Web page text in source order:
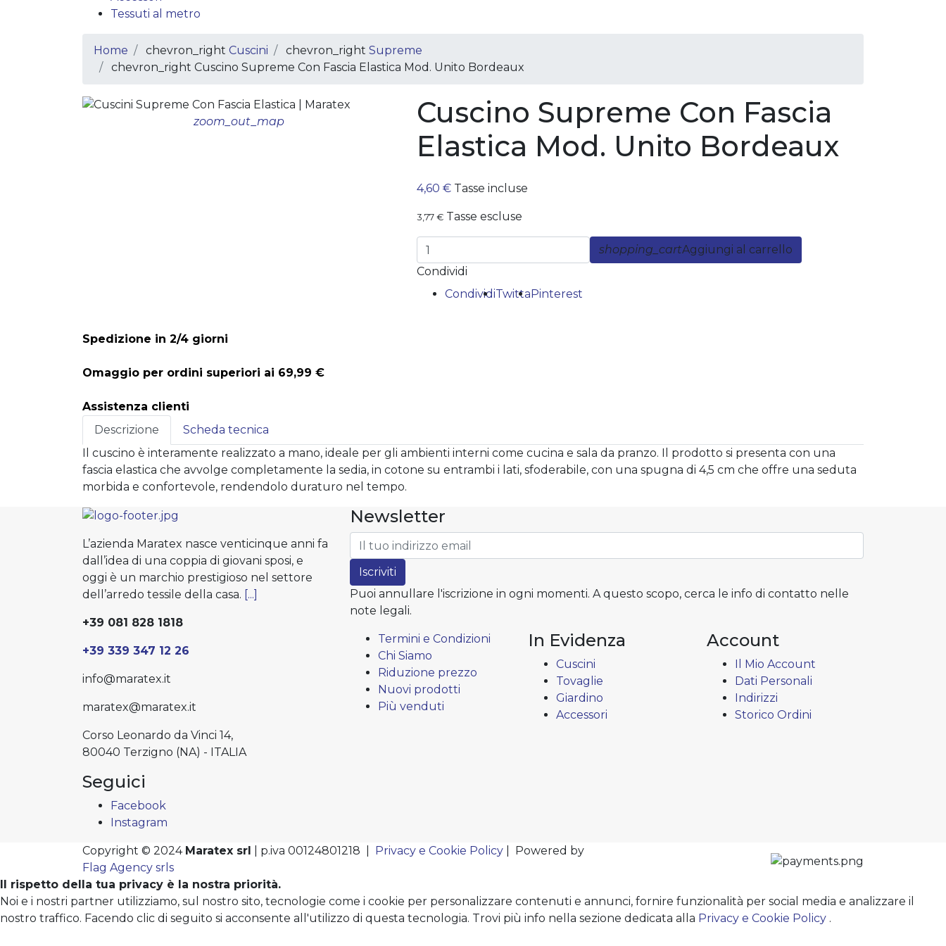
Tessuti al metro
Home chevron_right Cuscini chevron_right Supreme
chevron_right Cuscino Supreme Con Fascia Elastica Mod. Unito Bordeaux
zoom_out_map
Cuscino Supreme Con Fascia
Elastica Mod. Unito Bordeaux
4,60 € Tasse incluse
3,77 € Tasse escluse
shopping_cartAggiungi al carrello
Condividi
CondividiTwittaPinterest
Spedizione in 2/4 giorni
Omaggio per ordini superiori ai 69,99 €
Assistenza clienti
Descrizione
Scheda tecnica
Il cuscino è interamente realizzato a mano, ideale per gli ambienti interni come cucina e sala da pranzo. Il prodotto si presenta con una
fascia elastica che avvolge completamente la sedia, in cotone su entrambi i lati, sfoderabile, con una spugna di 4,5 cm che offre una seduta
morbida e confortevole, rendendolo duraturo nel tempo.
L’azienda Maratex nasce venticinque anni fa
dall’idea di una coppia di giovani sposi, e
oggi è un marchio prestigioso nel settore
dell’arredo tessile della casa. [...]
+39 081 828 1818
+39 339 347 12 26
info@maratex.it
maratex@maratex.it
Corso Leonardo da Vinci 14,
80040 Terzigno (NA) - ITALIA
Seguici
Facebook
Instagram
Newsletter
Iscriviti
Puoi annullare l'iscrizione in ogni momenti. A questo scopo, cerca le info di contatto nelle
note legali.
Termini e Condizioni
Chi Siamo
Riduzione prezzo
Nuovi prodotti
Più venduti
In Evidenza
Cuscini
Tovaglie
Giardino
Accessori
Account
Il Mio Account
Dati Personali
Indirizzi
Storico Ordini
Copyright © 2024 Maratex srl | p.iva 00124801218 | Privacy e Cookie Policy | Powered by
Flag Agency srls
Il rispetto della tua privacy è la nostra priorità.
Noi e i nostri partner utilizziamo, sul nostro sito, tecnologie come i cookie per personalizzare contenuti e annunci, fornire funzionalità per social media e analizzare il
nostro traffico. Facendo clic di seguito si acconsente all'utilizzo di questa tecnologia. Trovi più info nella sezione dedicata alla Privacy e Cookie Policy .